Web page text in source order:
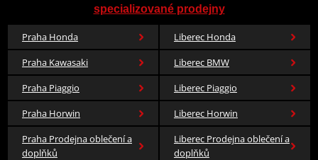
specializované prodejny
Praha Honda
Liberec Honda
Praha Kawasaki
Liberec BMW
Praha Piaggio
Liberec Piaggio
Praha Horwin
Liberec Horwin
Praha Prodejna oblečení a
doplňků
Liberec Prodejna oblečení a
doplňků